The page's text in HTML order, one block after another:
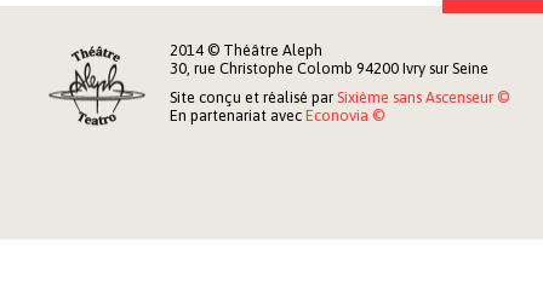
2014 © Théâtre Aleph
30, rue Christophe Colomb 94200 Ivry sur Seine
Site conçu et réalisé par Sixième sans Ascenseur ©
En partenariat avec Econovia ©